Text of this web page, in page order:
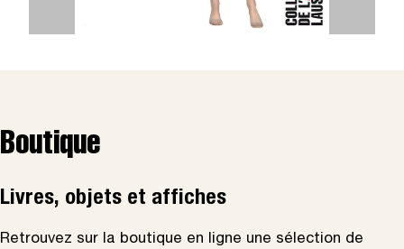
Boutique
Livres, objets et affiches
Retrouvez sur la boutique en ligne une sélection de